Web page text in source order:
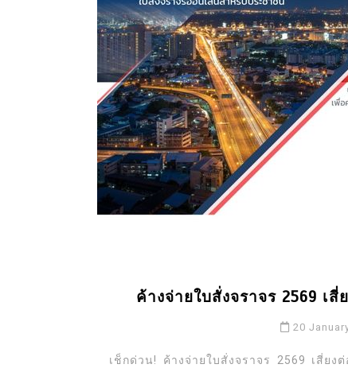
ค้างจ่ายใบสั่งจราจร 2569 เ
20
เช็กด่วน! ค้างจ่ายใบสั่งจราจร 2569 เสี่ย